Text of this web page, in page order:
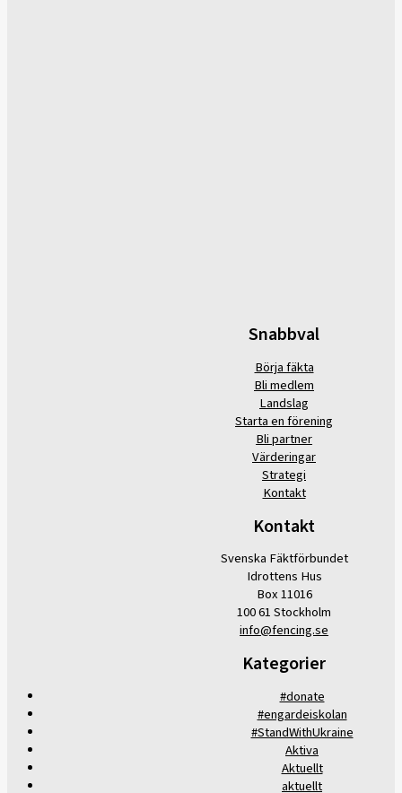
Snabbval
Börja fäkta
Bli medlem
Landslag
Starta en förening
Bli partner
Värderingar
Strategi
Kontakt
Kontakt
Svenska Fäktförbundet
Idrottens Hus
Box 11016
100 61 Stockholm
info@fencing.se
Kategorier
#donate
#engardeiskolan
#StandWithUkraine
Aktiva
Aktuellt
aktuellt